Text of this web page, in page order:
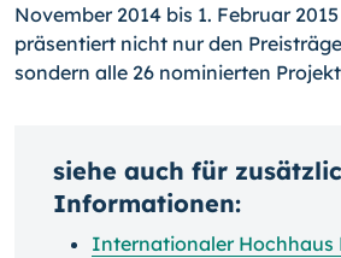
November 2014 bis 1. Februar
präsentiert nicht nur den
sondern alle 26 nominierten
siehe auch für
Informationen:
Internationaler Hochhaus